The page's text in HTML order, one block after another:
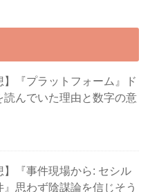
】『プラットフォーム』ド
読んでいた理由と数字の意
】『事件現場から: セシル
思わず陰謀論を信じそう